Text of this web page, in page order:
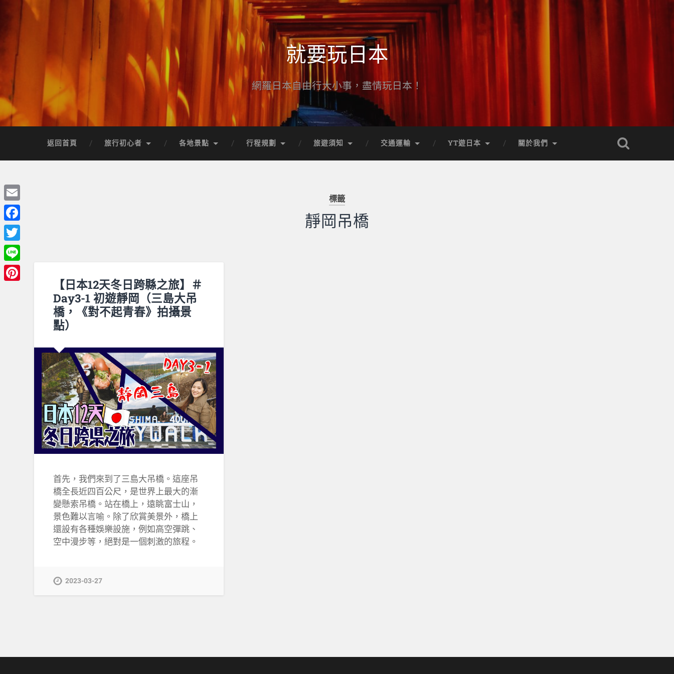
就要玩日本
網羅日本自由行大小事，盡情玩日本！
返回首頁 旅行初心者 各地景點 行程規劃 旅遊須知 交通運輸 YT遊日本 關於我們
標籤
靜岡吊橋
【日本12天冬日跨縣之旅】＃
Day3-1 初遊靜岡（三島大吊
橋，《對不起青春》拍攝景
點）
首先，我們來到了三島大吊橋。這座吊
橋全長近四百公尺，是世界上最大的漸
變懸索吊橋。站在橋上，遠眺富士山，
景色難以言喻。除了欣賞美景外，橋上
還設有各種娛樂設施，例如高空彈跳、
空中漫步等，絕對是一個刺激的旅程。
2023-03-27
Email
Facebook
Twitter
Line